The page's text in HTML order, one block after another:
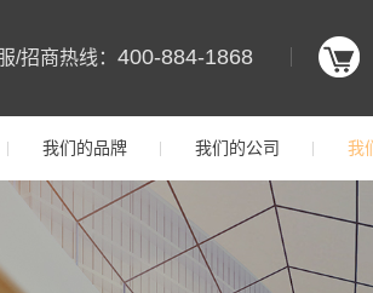
/招商热线： 400-884-1868
我们的品牌 我们的公司 我